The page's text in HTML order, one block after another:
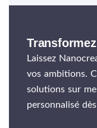
Laissez
vos ambitions.
solutions sur
personnalisé